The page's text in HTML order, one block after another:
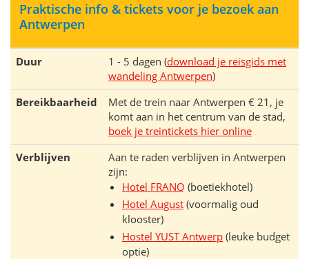
Praktische info & tickets voor je bezoek aan
Antwerpen
Duur 1 - 5 dagen (download je reisgids met
wandeling Antwerpen)
Bereikbaarheid
Met de trein naar Antwerpen € 21, je
komt aan in het centrum van de stad,
boek je treintickets hier online
Verblijven
Aan te raden verblijven in Antwerpen
zijn:
Hotel FRANQ (boetiekhotel)
Hotel August (voormalig oud
klooster)
Hostel YUST Antwerp (leuke budget
optie)